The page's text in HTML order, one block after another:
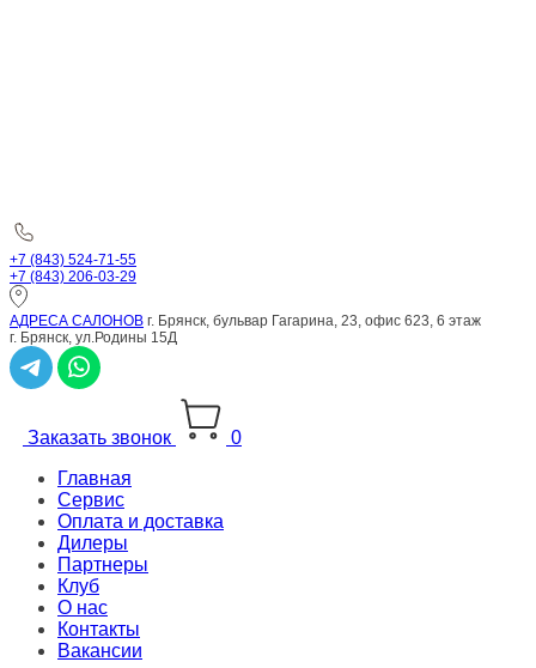
+7 (843) 524-71-55
+7 (843) 206-03-29
АДРЕСА САЛОНОВ г. Брянск, бульвар Гагарина, 23, офис 623, 6 этаж
г. Брянск, ул.Родины 15Д
Заказать звонок
0
Главная
Сервис
Оплата и доставка
Дилеры
Партнеры
Клуб
О нас
Контакты
Вакансии